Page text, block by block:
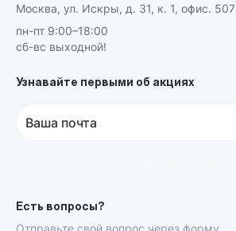
Москва, ул. Искры, д. 31, к. 1, офис. 507
пн-пт 9:00–18:00
сб-вс выходной!
Узнавайте первыми об акциях
Ваша почта
Есть вопросы?
Отправьте свой вопрос через форму